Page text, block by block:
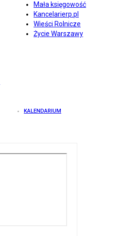
Mała księgowość
Kancelarierp.pl
Wieści Rolnicze
Życie Warszawy
KALENDARIUM